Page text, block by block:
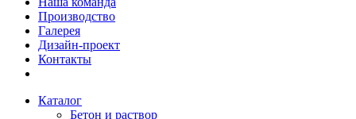
Производство
Галерея
Дизайн-проект
Контакты
Каталог
Бетон и раствор